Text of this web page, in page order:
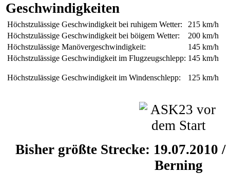
Geschwindigkeiten
Höchstzulässige Geschwindigkeit bei ruhigem Wetter:
215 km/h
Höchstzulässige Geschwindigkeit bei böigem Wetter:
200 km/h
Höchstzulässige Manövergeschwindigkeit:
145 km/h
Höchstzulässige Geschwindigkeit im Flugzeugschlepp: 145 km/h
Höchstzulässige Geschwindigkeit im Windenschlepp: 125 km/h
Bisher größte Strecke: 19.07.2010
Berning